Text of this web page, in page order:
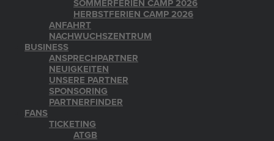
SOMMERFERIEN CAMP 2026
HERBSTFERIEN CAMP 2026
ANFAHRT
NACHWUCHSZENTRUM
BUSINESS
ANSPRECHPARTNER
NEUIGKEITEN
UNSERE PARTNER
SPONSORING
PARTNERFINDER
FANS
TICKETING
ATGB